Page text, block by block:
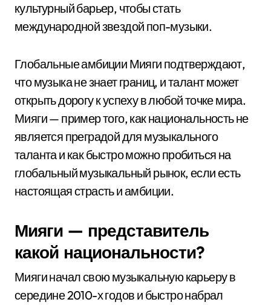
культурный барьер, чтобы стать
международной звездой поп-музыки.
Глобальные амбиции Мияги подтверждают,
что музыка не знает границ, и талант может
открыть дорогу к успеху в любой точке мира.
Мияги — пример того, как национальность не
является преградой для музыкального
таланта и как быстро можно пробиться на
глобальный музыкальный рынок, если есть
настоящая страсть и амбиции.
Мияги — представитель
какой национальности?
Мияги начал свою музыкальную карьеру в
середине 2010-х годов и быстро набрал